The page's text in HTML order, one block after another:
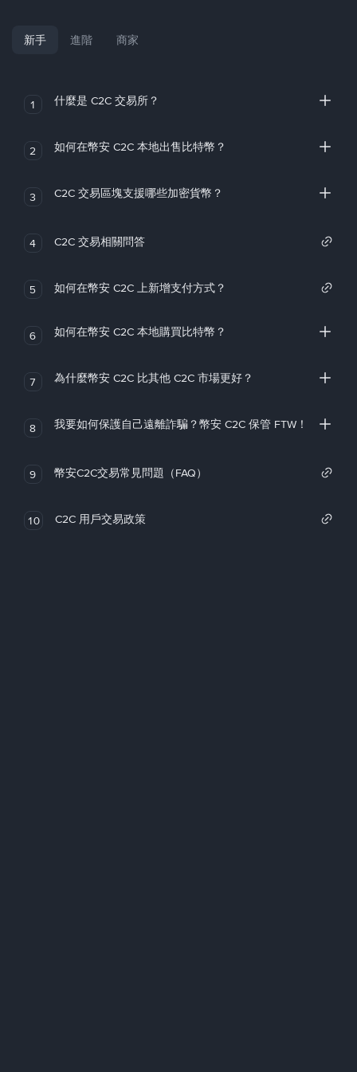
新手 進階 商家
1 什麼是 C2C 交易所？
2 如何在幣安 C2C 本地出售比特幣？
3 C2C 交易區塊支援哪些加密貨幣？
4 C2C 交易相關問答
5 如何在幣安 C2C 上新增支付方式？
6 如何在幣安 C2C 本地購買比特幣？
7 為什麼幣安 C2C 比其他 C2C 市場更好？
8 我要如何保護自己遠離詐騙？幣安 C2C 保管 FTW！
9 幣安C2C交易常見問題（FAQ）
10 C2C 用戶交易政策